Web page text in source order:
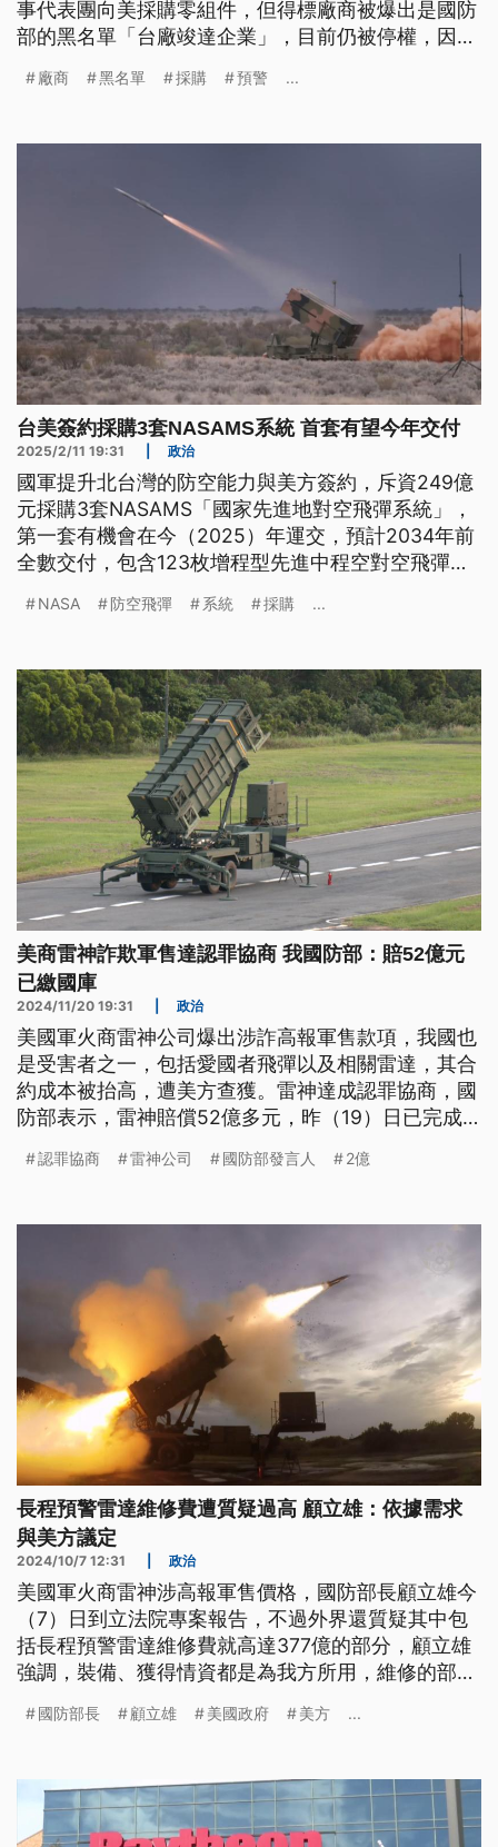
事代表團向美採購零組件，但得標廠商被爆出是國防
部的黑名單「台廠竣達企業」，目前仍被停權，因此
讓不肖廠商可以借殼上市。
廠商 黑名單 採購 預警 ...
台美簽約採購3套NASAMS系統 首套有望今年交付
2025/2/11 19:31 政治
國軍提升北台灣的防空能力與美方簽約，斥資249億
元採購3套NASAMS「國家先進地對空飛彈系統」，
第一套有機會在今（2025）年運交，預計2034年前
全數交付，包含123枚增程型先進中程空對空飛彈以
防空系統可以反制中低空威脅，雷達迅速掌握中共無
NASA 防空飛彈 系統 採購 ...
美商雷神詐欺軍售達認罪協商 我國防部：賠52億元
已繳國庫
2024/11/20 19:31 政治
美國軍火商雷神公司爆出涉詐高報軍售款項，我國也
是受害者之一，包括愛國者飛彈以及相關雷達，其合
約成本被抬高，遭美方查獲。雷神達成認罪協商，國
防部表示，雷神賠償52億多元，昨（19）日已完成
認罪協商 雷神公司 國防部發言人 2億
長程預警雷達維修費遭質疑過高 顧立雄：依據需求
與美方議定
2024/10/7 12:31 政治
美國軍火商雷神涉高報軍售價格，國防部長顧立雄今
（7）日到立法院專案報告，不過外界還質疑其中包
括長程預警雷達維修費就高達377億的部分，顧立雄
強調，裝備、獲得情資都是為我方所用，維修的部分
查軍售案報價，軍方坦言沒有能力，但顧立雄承諾會
國防部長 顧立雄 美國政府 美方 ...